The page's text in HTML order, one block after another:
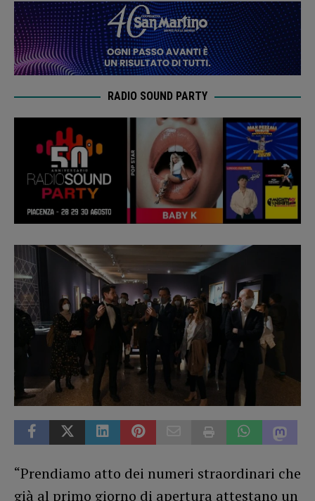
RADIO SOUND PARTY
“Prendiamo atto dei numeri straordinari che
già al primo giorno di apertura attestano un